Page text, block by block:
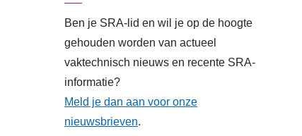
Ben je SRA-lid en wil je op de hoogte
gehouden worden van actueel
vaktechnisch nieuws en recente SRA-
informatie?
Meld je dan aan voor onze
nieuwsbrieven.